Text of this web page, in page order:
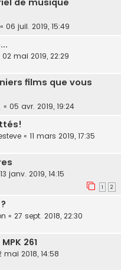
de musique
« 06 juil. 2019, 15:49
02 mai 2019, 22:29
films que vous
« 05 avr. 2019, 19:24
« 11 mars 2019, 17:35
13 janv. 2019, 14:15
1 2
« 27 sept. 2018, 22:30
261
mai 2018, 14:58